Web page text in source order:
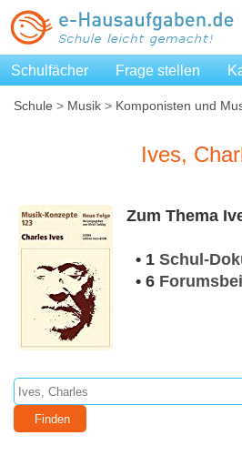
Schulfächer Frage stellen
Schule > Musik > Komponisten und
Ives,
Zum Thema
• 1 Schul-
• 6